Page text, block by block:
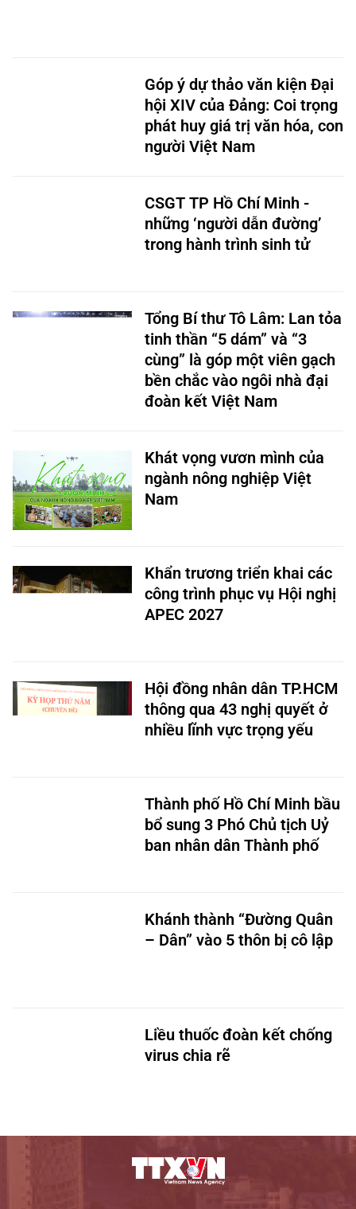
Góp ý dự thảo văn kiện Đại
hội XIV của Đảng: Coi trọng
phát huy giá trị văn hóa, con
người Việt Nam
CSGT TP Hồ Chí Minh -
những ‘người dẫn đường’
trong hành trình sinh tử
Tổng Bí thư Tô Lâm: Lan tỏa
tinh thần “5 dám” và “3
cùng” là góp một viên gạch
bền chắc vào ngôi nhà đại
đoàn kết Việt Nam
Khát vọng vươn mình của
ngành nông nghiệp Việt
Nam
Khẩn trương triển khai các
công trình phục vụ Hội nghị
APEC 2027
Hội đồng nhân dân TP.HCM
thông qua 43 nghị quyết ở
nhiều lĩnh vực trọng yếu
Thành phố Hồ Chí Minh bầu
bổ sung 3 Phó Chủ tịch Uỷ
ban nhân dân Thành phố
Khánh thành “Đường Quân
– Dân” vào 5 thôn bị cô lập
Liều thuốc đoàn kết chống
virus chia rẽ